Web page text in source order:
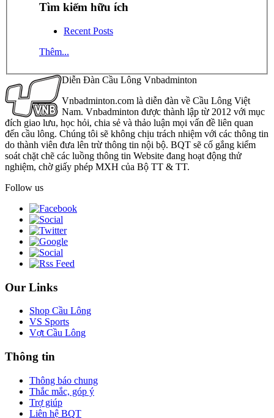
Tìm kiếm hữu ích
Recent Posts
Thêm...
Diễn Đàn Cầu Lông Vnbadminton
Vnbadminton.com là diễn đàn về Cầu Lông Việt
Nam. Vnbadminton được thành lập từ 2012 với mục
đích giao lưu, học hỏi, chia sẻ và thảo luận mọi vấn đề liên quan
đến cầu lông. Chúng tôi sẽ không chịu trách nhiệm với các thông tin
do thành viên đưa lên trừ thông tin nội bộ. BQT sẽ cố gắng kiểm
soát chặt chẽ các luồng thông tin Website đang hoạt động thử
nghiệm, chờ giấy phép MXH của Bộ TT & TT.
Follow us
Our Links
Shop Cầu Lông
VS Sports
Vợt Cầu Lông
Thông tin
Thông báo chung
Thắc mắc, góp ý
Trợ giúp
Liên hệ BQT